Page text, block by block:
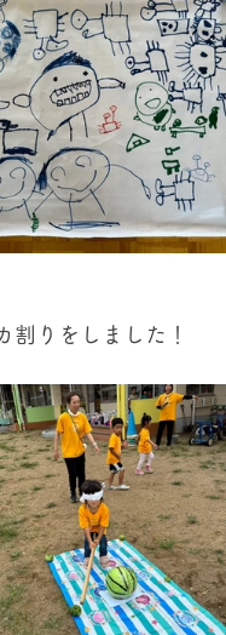
割りをしました！